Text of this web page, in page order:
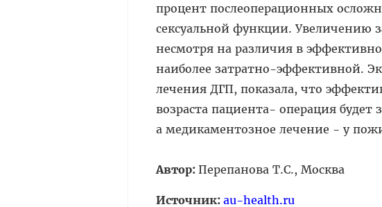
процент послеоперационных
сексуальной функции. Увеличению
несмотря на различия в
наиболее затратно-эффективной.
лечения ДГП, показала, что
возраста пациента- операция
а медикаментозное лечение - у
Автор: Перепанова Т.С., Москва
Источник: au-health.ru